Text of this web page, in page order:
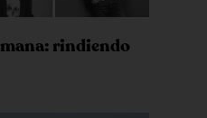
rindiendo